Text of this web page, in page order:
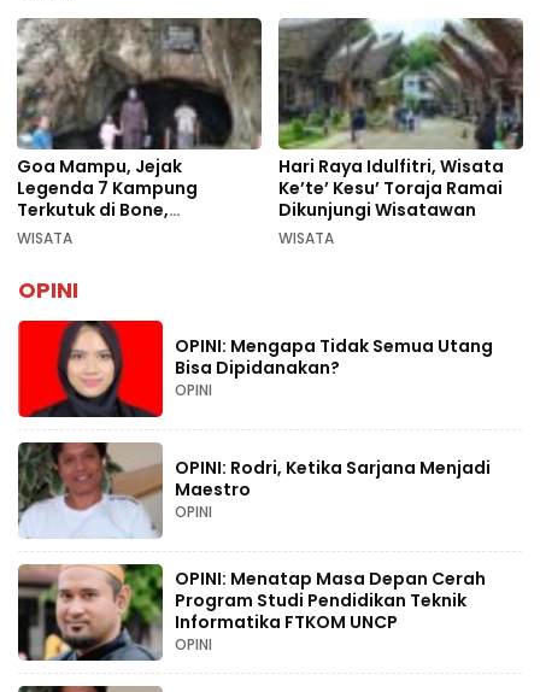
Goa Mampu, Jejak
Legenda 7 Kampung
Terkutuk di Bone,
Rekomendasi Liburan
WISATA
Hari Raya Idulfitri, Wisata
Ke’te’ Kesu’ Toraja Ramai
Dikunjungi Wisatawan
WISATA
OPINI
OPINI: Mengapa Tidak Semua Utang
Bisa Dipidanakan?
OPINI
OPINI: Rodri, Ketika Sarjana Menjadi
Maestro
OPINI
OPINI: Menatap Masa Depan Cerah
Program Studi Pendidikan Teknik
Informatika FTKOM UNCP
OPINI